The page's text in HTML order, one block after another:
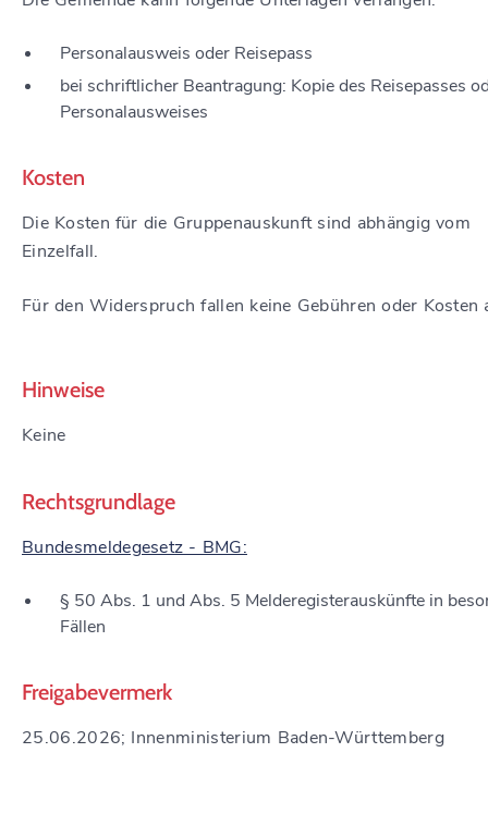
Personalausweis oder Reisepass
bei schriftlicher Beantragung: Kopie des Reisepasses
Personalausweises
Kosten
Die Kosten für die Gruppenauskunft sind abhängig vom
Einzelfall.
Für den Widerspruch fallen keine Gebühren oder Kosten
Hinweise
Keine
Rechtsgrundlage
Bundesmeldegesetz - BMG:
§ 50 Abs. 1 und Abs. 5 Melderegisterauskünfte in
Fällen
Freigabevermerk
25.06.2026; Innenministerium Baden-Württemberg